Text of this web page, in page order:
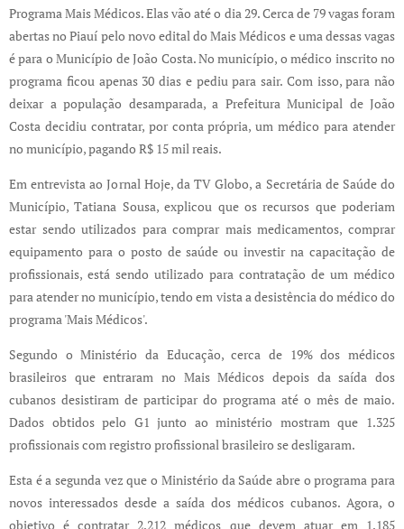
Programa Mais Médicos. Elas vão até o dia 29. Cerca de 79 vagas foram
abertas no Piauí pelo novo edital do Mais Médicos e uma dessas vagas
é para o Município de João Costa. No município, o médico inscrito no
programa ficou apenas 30 dias e pediu para sair. Com isso, para não
deixar a população desamparada, a Prefeitura Municipal de João
Costa decidiu contratar, por conta própria, um médico para atender
no município, pagando R$ 15 mil reais.
Em entrevista ao Jornal Hoje, da TV Globo, a Secretária de Saúde do
Município, Tatiana Sousa, explicou que os recursos que poderiam
estar sendo utilizados para comprar mais medicamentos, comprar
equipamento para o posto de saúde ou investir na capacitação de
profissionais, está sendo utilizado para contratação de um médico
para atender no município, tendo em vista a desistência do médico do
programa 'Mais Médicos'.
Segundo o Ministério da Educação, cerca de 19% dos médicos
brasileiros que entraram no Mais Médicos depois da saída dos
cubanos desistiram de participar do programa até o mês de maio.
Dados obtidos pelo G1 junto ao ministério mostram que 1.325
profissionais com registro profissional brasileiro se desligaram.
Esta é a segunda vez que o Ministério da Saúde abre o programa para
novos interessados desde a saída dos médicos cubanos. Agora, o
objetivo é contratar 2.212 médicos que devem atuar em 1.185